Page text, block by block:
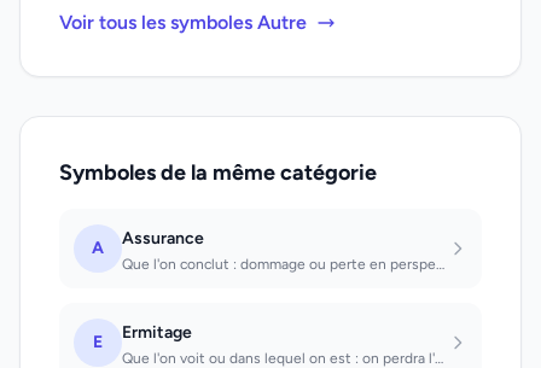
Voir tous les symboles Autre
Symboles de la même catégorie
A Assurance
Que l'on conclut : dommage ou perte en perspective.
E Ermitage
Que l'on voit ou dans lequel on est : on perdra l'amour de l'humanité. Vivre ave...